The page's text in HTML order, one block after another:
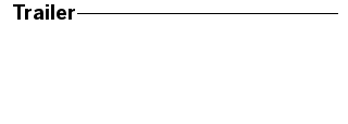
Trailer